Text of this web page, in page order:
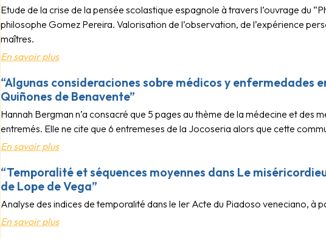
Etude de la crise de la pensée scolastique espagnole à travers l’ouvrage du
philosophe Gomez Pereira. Valorisation de l’observation, de l’expérience
maîtres.
En savoir plus
“Algunas consideraciones sobre médicos y enfermedades
Quiñones de Benavente”
Hannah Bergman n’a consacré que 5 pages au thème de la médecine et des
entremés. Elle ne cite que 6 entremeses de la Jocoseria alors que cette
En savoir plus
“Temporalité et séquences moyennes dans Le
de Lope de Vega”
Analyse des indices de temporalité dans le Ier Acte du Piadoso veneciano, à
En savoir plus